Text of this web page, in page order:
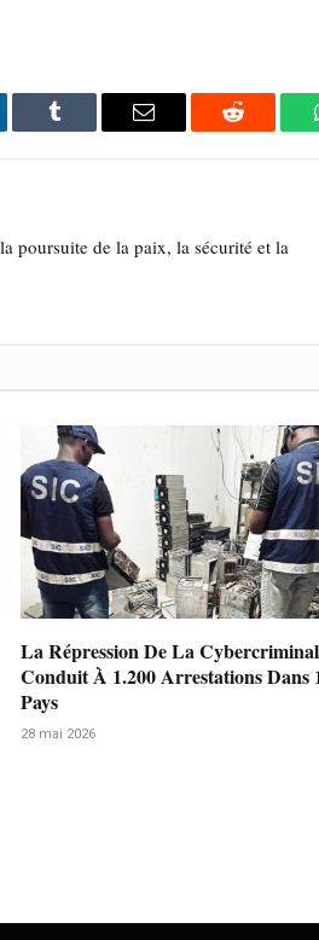
Tumblr
E-
Reddit
poursuite de la paix, la sécurité et la
La Répression De La
Conduit À 1.200 Arrestations Dans
Pays
28 mai 2026